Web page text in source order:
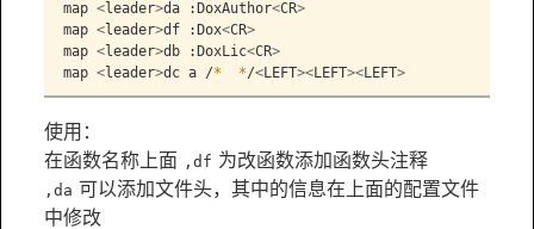
map <leader>da :DoxAuthor<CR>
map <leader>df :Dox<CR>
map <leader>db :DoxLic<CR>
map <leader>dc a /* */<LEFT><LEFT><LEFT>
使用：
在函数名称上面 ,df 为改函数添加函数头注释
,da 可以添加文件头，其中的信息在上面的配置文件
中修改